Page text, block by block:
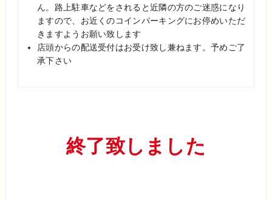
ん。路上駐車などを されると近隣の方のご迷惑になり
ますので、お近くのコイ ンパーキングにお停めいただ
きますようお願い致します
店頭からの配送受付はお受け致し兼ねます。予めご了
承下さい
終了致しました